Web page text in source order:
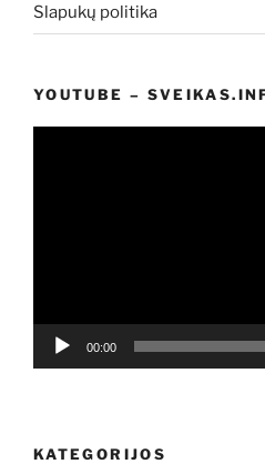
Slapukų politika
YOUTUBE –
00:00
KATEGORIJOS